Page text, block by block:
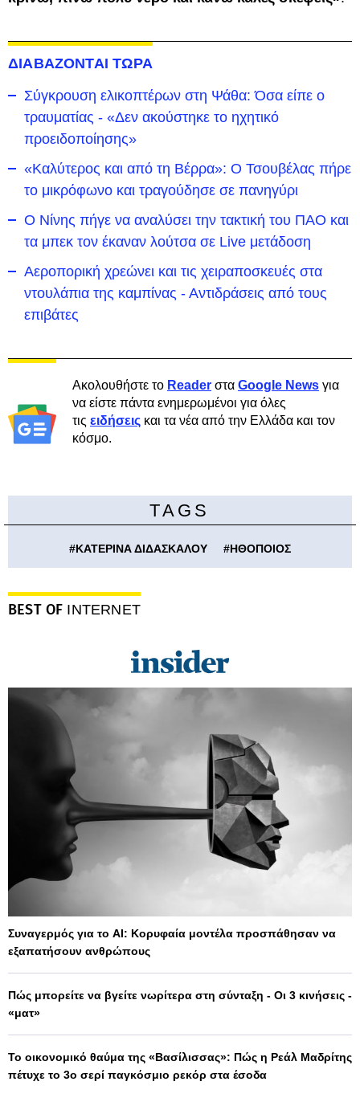
ΔΙΑΒΑΖΟΝΤΑΙ ΤΩΡΑ
Σύγκρουση ελικοπτέρων στη Ψάθα: Όσα είπε ο
τραυματίας - «Δεν ακούστηκε το ηχητικό
προειδοποίησης»
«Καλύτερος και από τη Βέρρα»: Ο Τσουβέλας πήρε
το μικρόφωνο και τραγούδησε σε πανηγύρι
Ο Νίνης πήγε να αναλύσει την τακτική του ΠΑΟ και
τα μπεκ τον έκαναν λούτσα σε Live μετάδοση
Αεροπορική χρεώνει και τις χειραποσκευές στα
ντουλάπια της καμπίνας - Αντιδράσεις από τους
επιβάτες
Ακολουθήστε το Reader στα Google News για
να είστε πάντα ενημερωμένοι για όλες
τις ειδήσεις και τα νέα από την Ελλάδα και τον
κόσμο.
TAGS
#ΚΑΤΕΡΙΝΑ ΔΙΔΑΣΚΑΛΟΥ #ΗΘΟΠΟΙΟΣ
BEST OF INTERNET
Συναγερμός για το AI: Κορυφαία μοντέλα προσπάθησαν να
εξαπατήσουν ανθρώπους
Πώς μπορείτε να βγείτε νωρίτερα στη σύνταξη - Οι 3 κινήσεις -
«ματ»
Το οικονομικό θαύμα της «Βασίλισσας»: Πώς η Ρεάλ Μαδρίτης
πέτυχε το 3ο σερί παγκόσμιο ρεκόρ στα έσοδα